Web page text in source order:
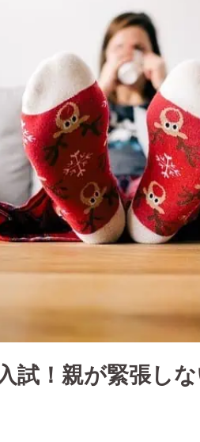
試！親が緊張し